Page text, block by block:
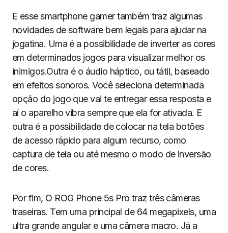
E esse smartphone gamer também traz algumas
novidades de software bem legais para ajudar na
jogatina. Uma é a possibilidade de inverter as cores
em determinados jogos para visualizar melhor os
inimigos.Outra é o áudio háptico, ou tátil, baseado
em efeitos sonoros. Você seleciona determinada
opção do jogo que vai te entregar essa resposta e
aí o aparelho vibra sempre que ela for ativada. E
outra é a possibilidade de colocar na tela botões
de acesso rápido para algum recurso, como
captura de tela ou até mesmo o modo de inversão
de cores.
Por fim, O ROG Phone 5s Pro traz três câmeras
traseiras. Tem uma principal de 64 megapixels, uma
ultra grande angular e uma câmera macro. Já a